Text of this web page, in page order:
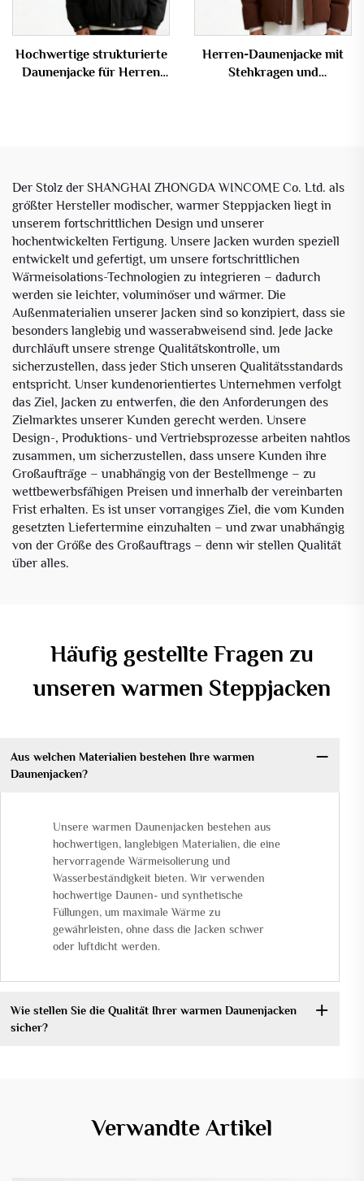
Hochwertige strukturierte
Daunenjacke für Herren
Herren-Daunenjacke mit
Stehkragen und
Der Stolz der SHANGHAI ZHONGDA WINCOME Co. Ltd. als
größter Hersteller modischer, warmer Steppjacken liegt in
unserem fortschrittlichen Design und unserer
hochentwickelten Fertigung. Unsere Jacken wurden speziell
entwickelt und gefertigt, um unsere fortschrittlichen
Wärmeisolations-Technologien zu integrieren – dadurch
werden sie leichter, voluminöser und wärmer. Die
Außenmaterialien unserer Jacken sind so konzipiert, dass sie
besonders langlebig und wasserabweisend sind. Jede Jacke
durchläuft unsere strenge Qualitätskontrolle, um
sicherzustellen, dass jeder Stich unseren Qualitätsstandards
entspricht. Unser kundenorientiertes Unternehmen verfolgt
das Ziel, Jacken zu entwerfen, die den Anforderungen des
Zielmarktes unserer Kunden gerecht werden. Unsere
Design-, Produktions- und Vertriebsprozesse arbeiten nahtlos
zusammen, um sicherzustellen, dass unsere Kunden ihre
Großaufträge – unabhängig von der Bestellmenge – zu
wettbewerbsfähigen Preisen und innerhalb der vereinbarten
Frist erhalten. Es ist unser vorrangiges Ziel, die vom Kunden
gesetzten Liefertermine einzuhalten – und zwar unabhängig
von der Größe des Großauftrags – denn wir stellen Qualität
über alles.
Häufig gestellte Fragen zu
unseren warmen Steppjacken
Aus welchen Materialien bestehen Ihre warmen
Daunenjacken?
Unsere warmen Daunenjacken bestehen aus
hochwertigen, langlebigen Materialien, die eine
hervorragende Wärmeisolierung und
Wasserbeständigkeit bieten. Wir verwenden
hochwertige Daunen- und synthetische
Füllungen, um maximale Wärme zu
gewährleisten, ohne dass die Jacken schwer
oder luftdicht werden.
Wie stellen Sie die Qualität Ihrer warmen Daunenjacken
sicher?
Verwandte Artikel